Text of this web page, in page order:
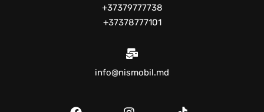
+37379777738
+37378777101
info@nismobil.md